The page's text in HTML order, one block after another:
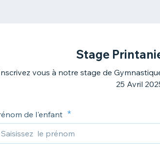
Stage
vous à notre stage de
25 Avril
de l'enfant